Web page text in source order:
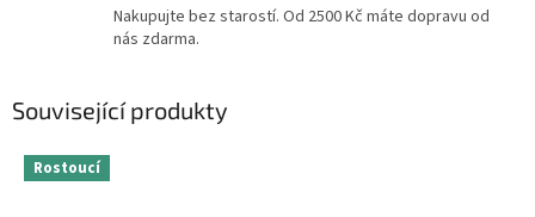
Nakupujte bez starostí. Od 2500 Kč máte dopravu od
nás zdarma.
Související produkty
Rostoucí